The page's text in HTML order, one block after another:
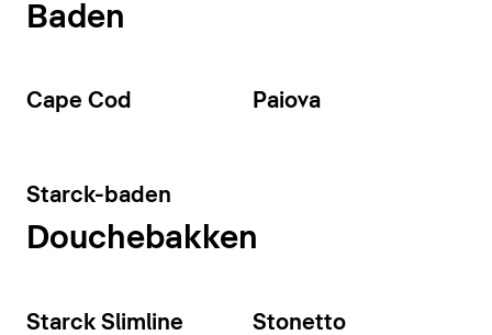
Baden
Cape Cod Paiova
Starck-baden
Douchebakken
Starck Slimline Stonetto